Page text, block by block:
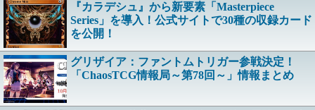
『カラデシュ』から新要素「Masterpiece
Series」を導入！公式サイトで30種の収録カード
を公開！
グリザイア：ファントムトリガー参戦決定！
「ChaosTCG情報局～第78回～」情報まとめ